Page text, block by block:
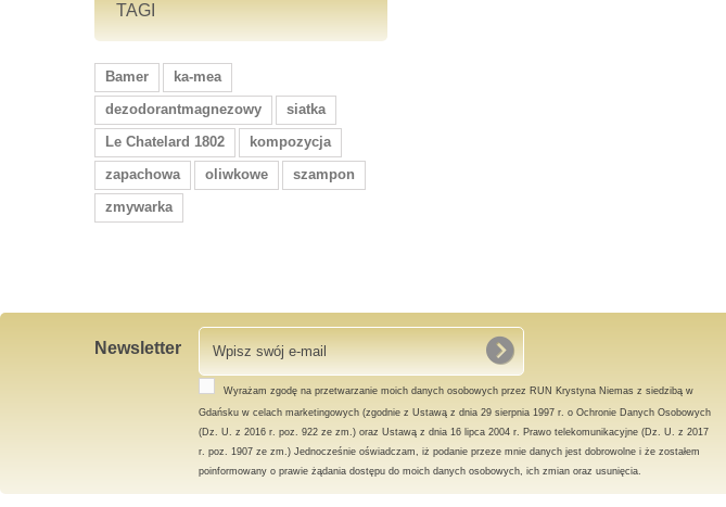
TAGI
Bamer
ka-mea
dezodorantmagnezowy
siatka
Le Chatelard 1802
kompozycja
zapachowa
oliwkowe
szampon
zmywarka
Newsletter
Wyrażam zgodę na przetwarzanie moich danych osobowych przez RUN Krystyna Niemas z siedzibą w
Gdańsku w celach marketingowych (zgodnie z Ustawą z dnia 29 sierpnia 1997 r. o Ochronie Danych Osobowych
(Dz. U. z 2016 r. poz. 922 ze zm.) oraz Ustawą z dnia 16 lipca 2004 r. Prawo telekomunikacyjne (Dz. U. z 2017
r. poz. 1907 ze zm.) Jednocześnie oświadczam, iż podanie przeze mnie danych jest dobrowolne i że zostałem
poinformowany o prawie żądania dostępu do moich danych osobowych, ich zmian oraz usunięcia.